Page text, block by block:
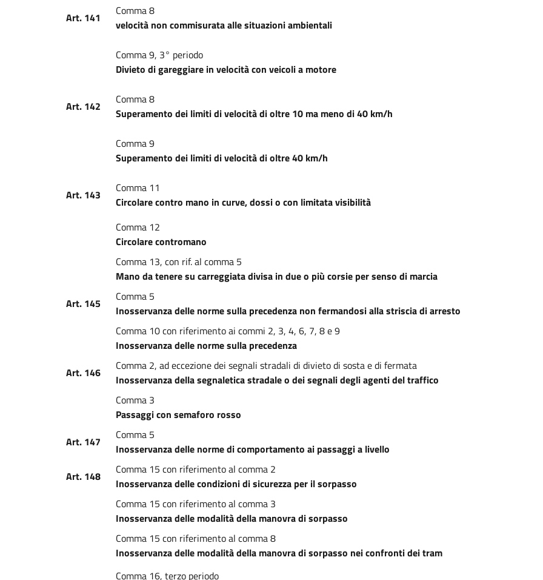
Art. 141
Comma 8
velocità non commisurata alle situazioni ambientali
Comma 9, 3° periodo
Divieto di gareggiare in velocità con veicoli a motore
Art. 142
Comma 8
Superamento dei limiti di velocità di oltre 10 ma meno di 40 km/h
Comma 9
Superamento dei limiti di velocità di oltre 40 km/h
Art. 143
Comma 11
Circolare contro mano in curve, dossi o con limitata visibilità
Comma 12
Circolare contromano
Comma 13, con rif. al comma 5
Mano da tenere su carreggiata divisa in due o più corsie per senso di marcia
Art. 145
Comma 5
Inosservanza delle norme sulla precedenza non fermandosi alla striscia di arresto
Comma 10 con riferimento ai commi 2, 3, 4, 6, 7, 8 e 9
Inosservanza delle norme sulla precedenza
Art. 146
Comma 2, ad eccezione dei segnali stradali di divieto di sosta e di fermata
Inosservanza della segnaletica stradale o dei segnali degli agenti del traffico
Comma 3
Passaggi con semaforo rosso
Art. 147
Comma 5
Inosservanza delle norme di comportamento ai passaggi a livello
Art. 148
Comma 15 con riferimento al comma 2
Inosservanza delle condizioni di sicurezza per il sorpasso
Comma 15 con riferimento al comma 3
Inosservanza delle modalità della manovra di sorpasso
Comma 15 con riferimento al comma 8
Inosservanza delle modalità della manovra di sorpasso nei confronti dei tram
Comma 16, terzo periodo